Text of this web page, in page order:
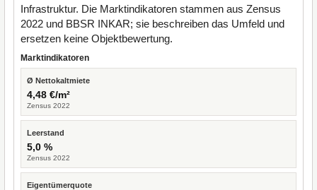
Infrastruktur. Die Marktindikatoren stammen aus Zensus
2022 und BBSR INKAR; sie beschreiben das Umfeld und
ersetzen keine Objektbewertung.
Marktindikatoren
Ø Nettokaltmiete
4,48 €/m²
Zensus 2022
Leerstand
5,0 %
Zensus 2022
Eigentümerquote